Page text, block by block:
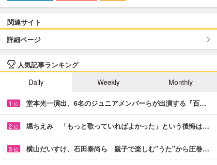
関連サイト
詳細ページ
人気記事ランキング
Daily
Weekly Monthly
1 位 堂本光一演出、6名のジュニアメンバーらが出演する『百…
2 位 堀ちえみ 「もっと歌っていればよかった」という後悔は…
3 位 横山だいすけ、石田泰尚ら 親子で楽しむ”うた”から圧巻…